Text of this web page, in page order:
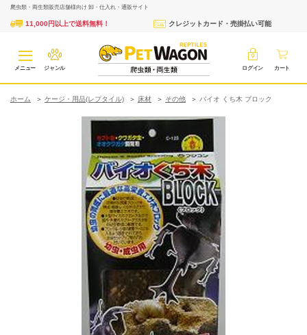
爬虫類・両生類販売店舗様向け 卸・仕入れ・通販サイト
11,000円以上で送料無料！ クレジットカード・売掛払い可能
メニュー ジャンル ログイン カート
ホーム ケージ・用品(レプタイル) 床材 その他 バイオ くち木 ブロック